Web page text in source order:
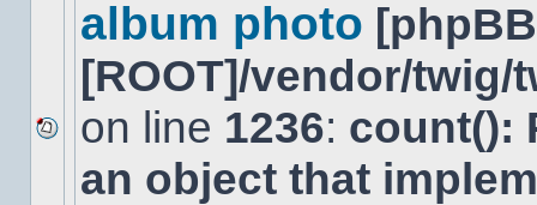
Aucun
nouveau
message
album photo
[ROOT]/vendor/
on line 1236: count():
an object that